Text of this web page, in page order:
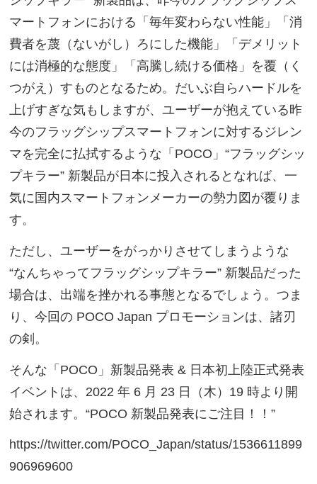
マートフォンにおける「毎年変わらない性能」「消
費者を蔑（ないがし）ろにした機能」「デメリット
には消極的な態度」「高騰し続ける価格」を覆（く
つがえ）すものとなるため。だいぶ自らハードルを
上げすぎな気もしますが、ユーザーが抱えている昨
今のフラッグシップスマートフォンに対するジレン
マを完全に払拭するような「POCO」“フラッグシッ
プキラー” 新製品が日本に投入されるとなれば、一
気に国内スマートフォンメーカーの勢力図が覆りま
す。
ただし、ユーザーをがっかりさせてしまうような
“なんちゃってフラッグシップキラー” 新製品だった
場合は、出端を挫かれる事態となるでしょう。つま
り、今回の POCO Japan プロモーションは、諸刃
の剣。
そんな「POCO」新製品発表 & 日本初上陸正式発表
イベントは、2022 年 6 月 23 日（木）19 時より開
始されます。“POCO 新製品発表にご注目！！”
https://twitter.com/POCO_Japan/status/1536611899
906969600